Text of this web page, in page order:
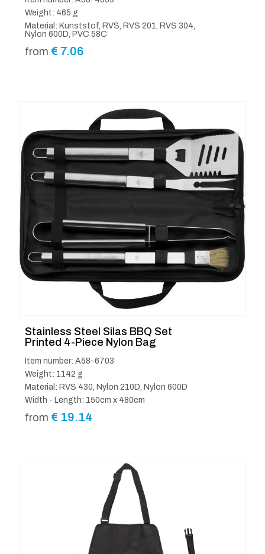
Weight: 465 g
Material: Kunststof, RVS, RVS 201, RVS 304,
Nylon 600D, PVC 58C
from € 7.06
Stainless Steel Silas BBQ Set
Printed 4-Piece Nylon Bag
Item number: A58-6703
Weight: 1142 g
Material: RVS 430, Nylon 210D, Nylon 600D
Width - Length: 150cm x 480cm
from € 19.14